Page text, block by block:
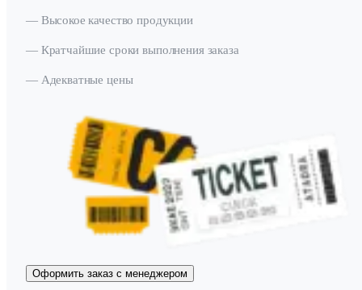
— Высокое качество продукции
— Кратчайшие сроки выполнения заказа
— Адекватные цены
Оформить заказ с менеджером